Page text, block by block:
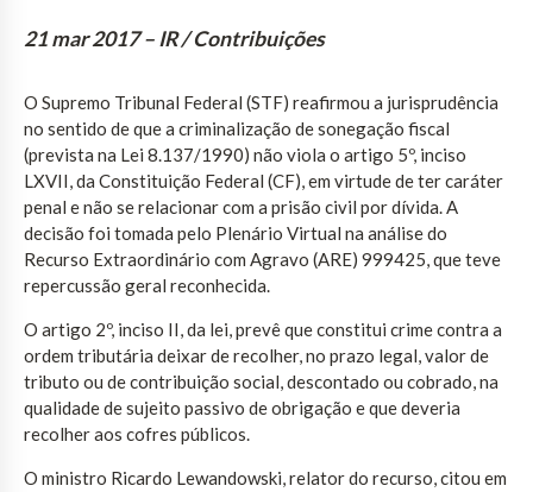
21 mar 2017 – IR / Contribuições
O Supremo Tribunal Federal (STF) reafirmou a jurisprudência
no sentido de que a criminalização de sonegação fiscal
(prevista na Lei 8.137/1990) não viola o artigo 5º, inciso
LXVII, da Constituição Federal (CF), em virtude de ter caráter
penal e não se relacionar com a prisão civil por dívida. A
decisão foi tomada pelo Plenário Virtual na análise do
Recurso Extraordinário com Agravo (ARE) 999425, que teve
repercussão geral reconhecida.
O artigo 2º, inciso II, da lei, prevê que constitui crime contra a
ordem tributária deixar de recolher, no prazo legal, valor de
tributo ou de contribuição social, descontado ou cobrado, na
qualidade de sujeito passivo de obrigação e que deveria
recolher aos cofres públicos.
O ministro Ricardo Lewandowski, relator do recurso, citou em